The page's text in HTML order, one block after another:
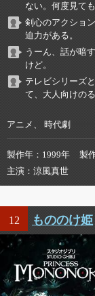
ない。何度見て
剣心のアクショ
迫力がある。
うーん、話が暗
けど。
テレビシリーズ
て、大人向けの
アニメ、 時代劇
製作年 1999年 製
主演
涼風真世
12 もののけ姫